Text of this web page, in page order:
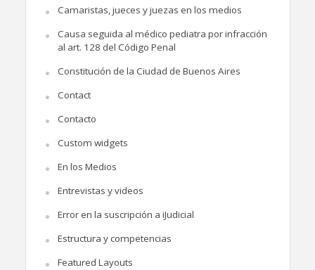
Camaristas, jueces y juezas en los medios
Causa seguida al médico pediatra por infracción
al art. 128 del Código Penal
Constitución de la Ciudad de Buenos Aires
Contact
Contacto
Custom widgets
En los Medios
Entrevistas y videos
Error en la suscripción a iJudicial
Estructura y competencias
Featured Layouts